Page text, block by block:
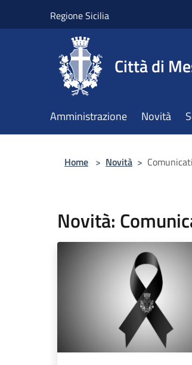
Regione Sicilia
Città di
Amministrazione Novità
Home > Novità >
Novità: